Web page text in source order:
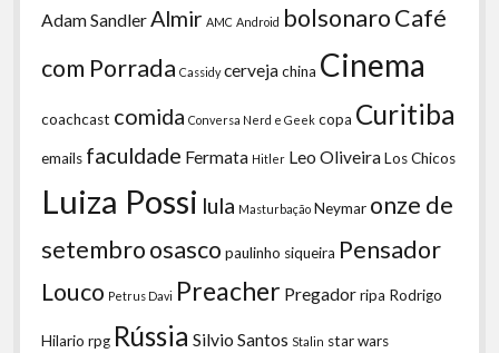
Adam Sandler Almir AMC Android bolsonaroCafé
com Porrada Cassidy cervejachina Cinema
coachcast comida Conversa Nerd e Geek copa Curitiba
emails faculdade Fermata Hitler Leo OliveiraLos Chicos
Luiza Possi lula Masturbação Neymar onze de
setembroosasco paulinho siqueira Pensador
Louco Petrus Davi Preacher Pregadorripa Rodrigo
Hilario rpg Rússia Silvio Santos Stalin star wars